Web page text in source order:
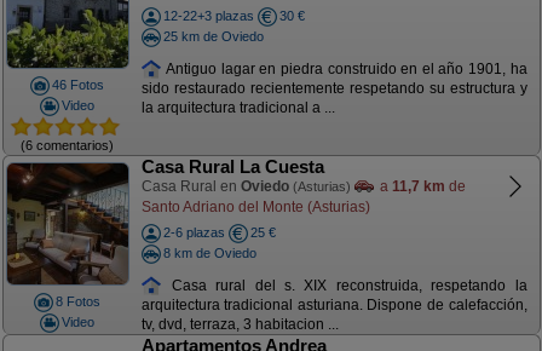
46 Fotos
Video
(6 comentarios)
12-22+3 plazas
30 €
25 km de Oviedo
Antiguo lagar en piedra construido en el año 1901, ha
sido restaurado recientemente respetando su estructura y
la arquitectura tradicional a ...
8 Fotos
Video
Casa Rural La Cuesta
Casa Rural en Oviedo (Asturias) a 11,7 km de
Santo Adriano del Monte (Asturias)
2-6 plazas
25 €
8 km de Oviedo
Casa rural del s. XIX reconstruida, respetando la
arquitectura tradicional asturiana. Dispone de calefacción,
tv, dvd, terraza, 3 habitacion ...
Apartamentos Andrea